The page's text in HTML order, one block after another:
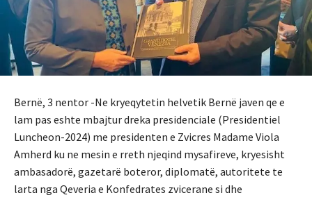
Bernë, 3 nentor -Ne kryeqytetin helvetik Bernë javen qe e
lam pas eshte mbajtur dreka presidenciale (Presidentiel
Luncheon-2024) me presidenten e Zvicres Madame Viola
Amherd ku ne mesin e rreth njeqind mysafireve, kryesisht
ambasadorë, gazetarë boteror, diplomatë, autoritete te
larta nga Qeveria e Konfedrates zvicerane si dhe